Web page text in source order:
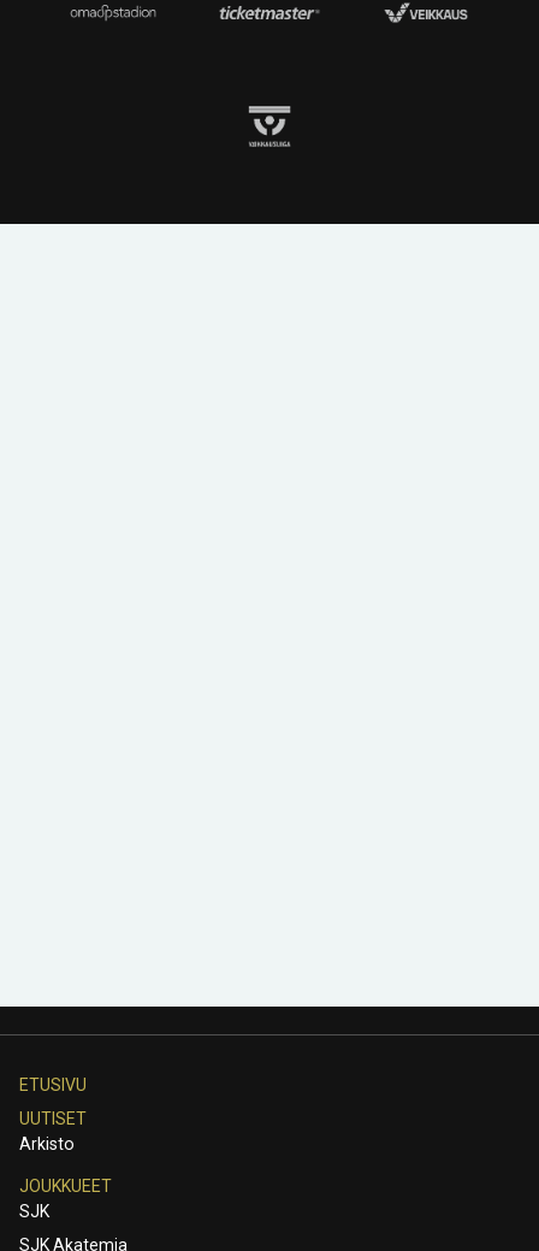
ETUSIVU
UUTISET
Arkisto
JOUKKUEET
SJK
SJK Akatemia